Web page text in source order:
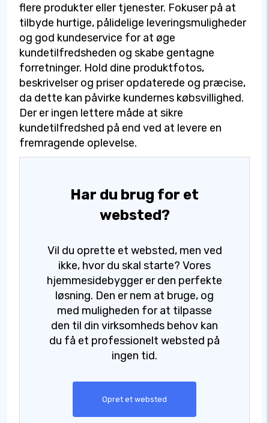
flere produkter eller tjenester. Fokuser på at
tilbyde hurtige, pålidelige leveringsmuligheder
og god kundeservice for at øge
kundetilfredsheden og skabe gentagne
forretninger. Hold dine produktfotos,
beskrivelser og priser opdaterede og præcise,
da dette kan påvirke kundernes købsvillighed.
Der er ingen lettere måde at sikre
kundetilfredshed på end ved at levere en
fremragende oplevelse.
Har du brug for et
websted?
Vil du oprette et websted, men ved
ikke, hvor du skal starte? Vores
hjemmesidebygger er den perfekte
løsning. Den er nem at bruge, og
med muligheden for at tilpasse
den til din virksomheds behov kan
du få et professionelt websted på
ingen tid.
Opret et websted